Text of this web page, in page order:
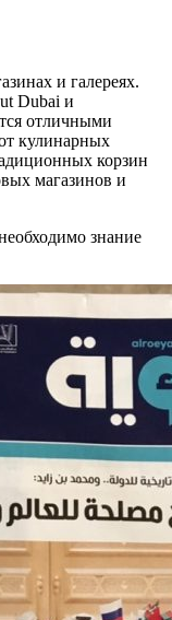
и галереях.
Dubai и
отличными
кулинарных
корзин
магазинов и
знание